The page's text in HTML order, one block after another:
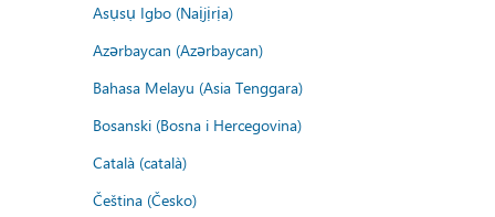
Asụsụ Igbo (Naịjịrịa)
Azərbaycan (Azərbaycan)
Bahasa Melayu (Asia Tenggara)
Bosanski (Bosna i Hercegovina)
Català (català)
Čeština (Česko)